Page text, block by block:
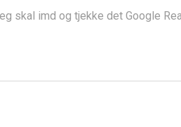
skal imd og tjekke det Google